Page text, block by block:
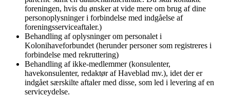
foreningen, hvis du ønsker at vide mere om brug af dine
personoplysninger i forbindelse med indgåelse af
foreningsserviceaftaler.)
Behandling af oplysninger om personalet i
Kolonihaveforbundet (herunder personer som registreres i
forbindelse med rekruttering)
Behandling af ikke-medlemmer (konsulenter,
havekonsulenter, redaktør af Haveblad mv.), idet der er
indgået særskilte aftaler med disse, som led i levering af en
serviceydelse.